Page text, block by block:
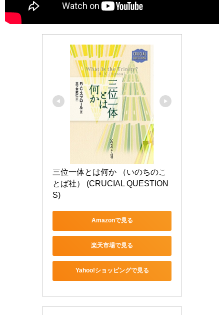
三位一体とは何か （いのちのこ
とば社） (CRUCIAL QUESTION
S)
Amazonで見る
楽天市場で見る
Yahoo!ショッピングで見る